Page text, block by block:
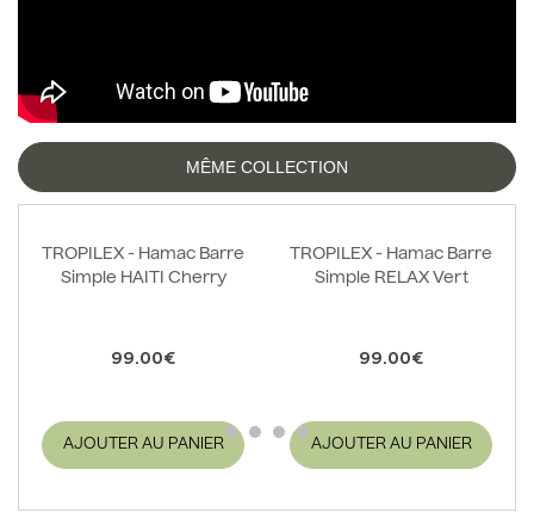
MÊME COLLECTION
TROPILEX - Hamac Barre
Simple HAITI Cherry
99.00€
AJOUTER AU PANIER
TROPILEX - Hamac Barre
Simple RELAX Vert
99.00€
AJOUTER AU PANIER